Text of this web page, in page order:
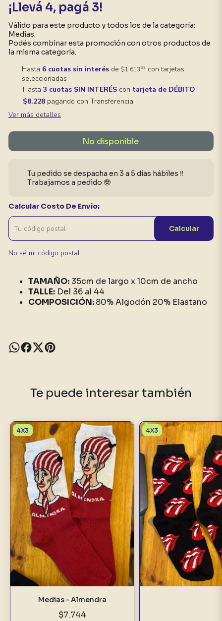
¡Llevá 4, pagá 3!
Válido para este producto y todos los de la categoría:
Medias.
Podés combinar esta promoción con otros productos de
la misma categoría.
Hasta 6 cuotas sin interésde $1.61333 con tarjetas
seleccionadas
Hasta 3 cuotas SIN INTERÉScon tarjeta de DÉBITO
$8.228pagando con Transferencia
Ver más detalles
No disponible
Tu pedido se despacha en 3 a 5 días hábiles ‼️
Trabajamos a pedido 🤓
Calcular Costo De Envío:
Calcular
No sé mi código postal
TAMAÑO:35cm de largo x 10cm de ancho
TALLE:Del 36 al 44
COMPOSICIÓN:80% Algodón 20% Elastano
Te puede interesar también
4X3
Medias - Almendra
$7.744
4X3